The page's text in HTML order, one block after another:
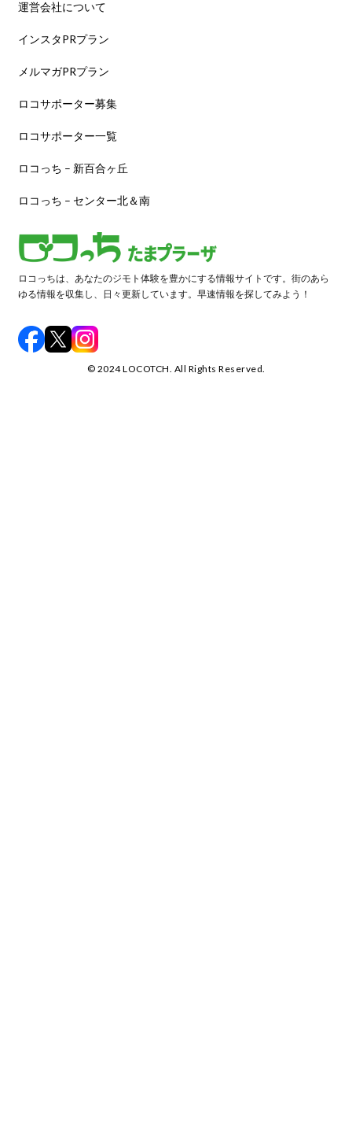
運営会社について
インスタPRプラン
メルマガPRプラン
ロコサポーター募集
ロコサポーター一覧
ロコっち – 新百合ヶ丘
ロコっち – センター北＆南
ロコっちは、あなたのジモト体験を豊かにする情報サイトです。街のあら
ゆる情報を収集し、日々更新しています。早速情報を探してみよう！
©️ 2024 LOCOTCH. All Rights Reserved.